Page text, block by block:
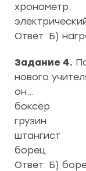
хронометр
Ответ: Б)
Задание 4.
нового
он…
боксёр
грузин
штангист
борец
Ответ: Б)